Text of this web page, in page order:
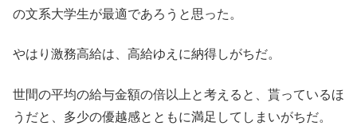
の文系大学生が最適であろうと思った。
やはり激務高給は、高給ゆえに納得しがちだ。
世間の平均の給与金額の倍以上と考えると、貰っているほ
うだと、多少の優越感とともに満足してしまいがちだ。